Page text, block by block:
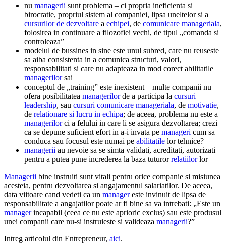
nu managerii sunt problema – ci propria ineficienta si
birocratie, propriul sistem al companiei, lipsa uneltelor si a
cursurilor de dezvoltare a echipei, de comunicare manageriala,
folosirea in continuare a filozofiei vechi, de tipul „comanda si
controleaza”
modelul de bussines in sine este unul subred, care nu reuseste
sa aiba consistenta in a comunica structuri, valori,
responsabilitati si care nu adapteaza in mod corect abilitatile
managerilorsai
conceptul de „training” este inexistent – multe companii nu
ofera posibilitatea managerilorde a participa la cursuri
leadership, sau cursuri comunicare manageriala, de motivatie,
de relationare si lucru in echipa; de aceea, problema nu este a
managerilorci a felului in care li se asigura dezvoltarea; crezi
ca se depune suficient efort in a-i invata pe manageri cum sa
conduca sau focusul este numai pe abilitatile lor tehnice?
managerii au nevoie sa se simta validati, acreditati, autorizati
pentru a putea pune increderea la baza tuturorrelatiilorlor
Managerii bine instruiti sunt vitali pentru orice companie si misiunea
acesteia, pentru dezvoltarea si angajamentul salariatilor. De aceea,
data viitoare cand vedeti ca un managereste invinuit de lipsa de
responsabilitate a angajatilor poate ar fi bine sa va intrebati: „Este un
managerincapabil (ceea ce nu este aprioric exclus) sau este produsul
unei companii care nu-si instruieste si valideaza managerii?”
Intreg articolul din Entrepreneur, aici.